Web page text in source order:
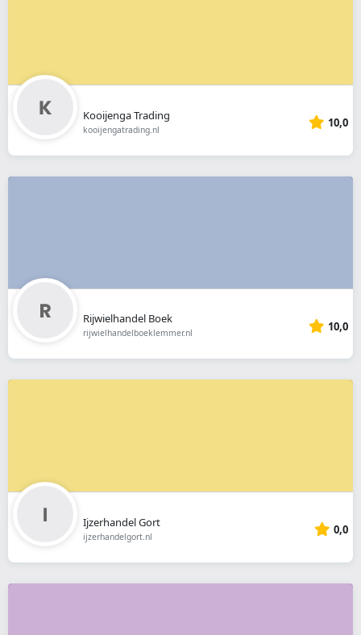
Kooijenga Trading
kooijengatrading.nl 10,0
Rijwielhandel Boek
rijwielhandelboeklemmer.nl 10,0
Ijzerhandel Gort
ijzerhandelgort.nl 0,0